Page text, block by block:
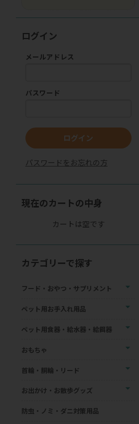
ログイン
メールアドレス
パスワード
ログイン
パスワードをお忘れの方
現在のカートの中身
カートは空です
カテゴリーで探す
フード・おやつ・サプリメント
ペット用お手入れ用品
ペット用食器・給水器・給餌器
おもちゃ
首輪・胴輪・リード
お出かけ・お散歩グッズ
防虫・ノミ・ダニ対策用品